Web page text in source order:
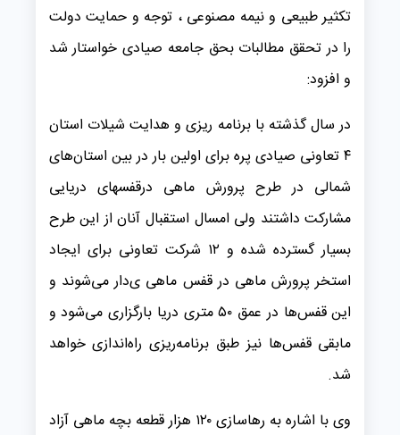
تکثیر طبیعی و نیمه مصنوعی ، توجه و حمایت دولت
را در تحقق مطالبات بحق جامعه صیادی خواستار شد
و افزود:
در سال گذشته با برنامه ریزی و هدایت شیلات استان
۴ تعاونی صیادی پره برای اولین بار در بین استان‌های
شمالی در طرح پرورش ماهی درقفسهای دریایی
مشارکت داشتند ولی امسال استقبال آنان از این طرح
بسیار گسترده شده و ۱۲ شرکت تعاونی برای ایجاد
استخر پرورش ماهی در قفس ماهی ی‌دار می‌شوند و
این قفس‌ها در عمق ۵۰ متری دریا بارگزاری می‌شود و
مابقی قفس‌ها نیز طبق برنامه‌ریزی راه‌اندازی خواهد
شد.
وی با اشاره به رهاسازی ۱۲۰ هزار قطعه بچه ماهی آزاد